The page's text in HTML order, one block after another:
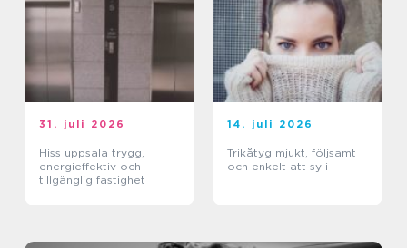
31. juli 2026
Hiss uppsala trygg,
energieffektiv och
tillgänglig fastighet
14. juli 2026
Trikåtyg mjukt, följsamt
och enkelt att sy i